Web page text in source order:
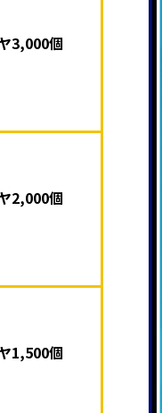
3,000個
2,000個
1,500個